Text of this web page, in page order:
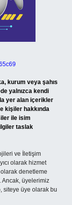
kurum veya şahıs
yalnızca kendi
yer alan içerikler
kişiler hakkında
ile isim
taslak
ve İletişim
olarak hizmet
denetleme
Ancak, üyelerimiz
siteye üye olarak bu